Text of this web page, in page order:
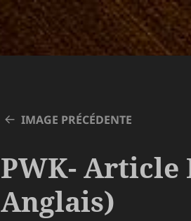
IMAGE PRÉCÉDENTE
PWK- Article
Anglais)